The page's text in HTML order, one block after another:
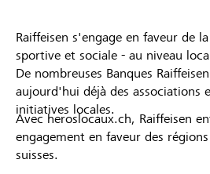
Raiffeisen s'engage en faveur de
sportive et sociale - au niveau
De nombreuses Banques
aujourd'hui déjà des associations
initiatives locales.
Avec heroslocaux.ch, Raiffeisen
engagement en faveur des
suisses.